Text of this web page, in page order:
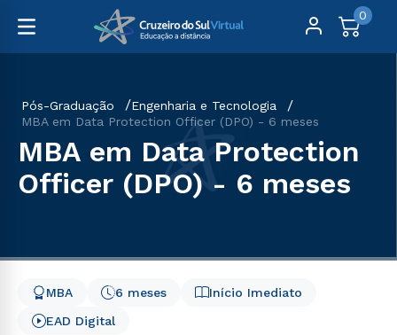
0
Pós-Graduação
Engenharia e Tecnologia
MBA em Data Protection Officer (DPO) - 6 meses
MBA em Data Protection
Officer (DPO) - 6 meses
Início Imediato
6 meses
MBA
EAD Digital